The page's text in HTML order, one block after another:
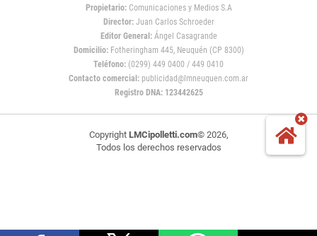
Propietario:Comunicaciones y Medios S.A
Director: Juan Carlos Schroeder
Editor General:Ángel Casagrande
Domicilio:Fotheringham 445, Neuquén (CP 8300)
Teléfono: (0299) 449 0400 / 449 0410
Contacto comercial: publicidad@lmneuquen.com.ar
Registro DNA: 123442625
Copyright LMCipolletti.com© 2026,
Todos los derechos reservados